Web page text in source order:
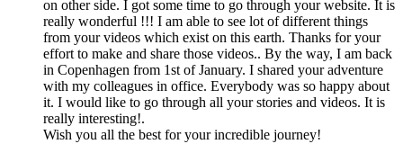
on other side. I got some time to go through your website. It is
really wonderful !!! I am able to see lot of different things
from your videos which exist on this earth. Thanks for your
effort to make and share those videos.. By the way, I am back
in Copenhagen from 1st of January. I shared your adventure
with my colleagues in office. Everybody was so happy about
it. I would like to go through all your stories and videos. It is
really interesting!.
Wish you all the best for your incredible journey!